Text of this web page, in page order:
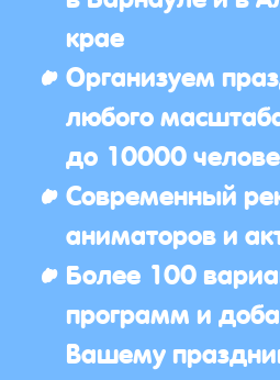
крае
Организуем
любого
до 10000
Современный
аниматоров и
Более 100
программ и
Вашему